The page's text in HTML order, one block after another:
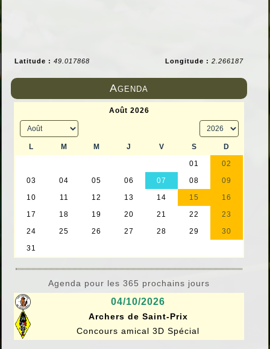
Latitude : 49.017868 Longitude : 2.266187
Agenda
Agenda pour les 365 prochains jours
04/10/2026
Archers de Saint-Prix
Concours amical 3D Spécial